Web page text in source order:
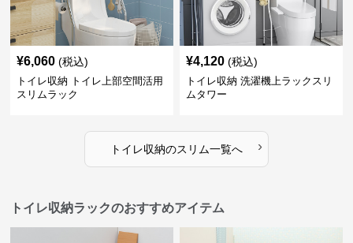
¥6,060 (税込)
トイレ収納 トイレ上部空間活用
スリムラック
¥4,120 (税込)
トイレ収納 洗濯機上ラックスリ
ムタワー
トイレ収納のスリム一覧へ ›
トイレ収納ラックのおすすめアイテム